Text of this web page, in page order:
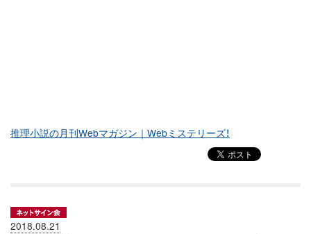
推理小説の月刊Webマガジン｜Webミステリーズ！
2018.08.21